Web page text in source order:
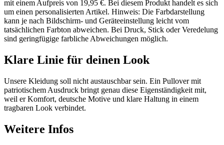
mit einem Aufpreis von 19,95 €. Bei diesem Produkt handelt es sich
um einen personalisierten Artikel. Hinweis: Die Farbdarstellung
kann je nach Bildschirm- und Geräteeinstellung leicht vom
tatsächlichen Farbton abweichen. Bei Druck, Stick oder Veredelung
sind geringfügige farbliche Abweichungen möglich.
Klare Linie für deinen Look
Unsere Kleidung soll nicht austauschbar sein. Ein Pullover mit
patriotischem Ausdruck bringt genau diese Eigenständigkeit mit,
weil er Komfort, deutsche Motive und klare Haltung in einem
tragbaren Look verbindet.
Weitere Infos